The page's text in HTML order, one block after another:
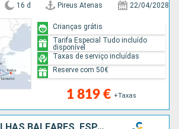
16 d Pireus Atenas 22/04/2028
1 819 € +Taxas
Crianças grátis
Tarifa Especial Tudo incluído
disponível
Taxas de serviço incluídas
Reserve com 50€